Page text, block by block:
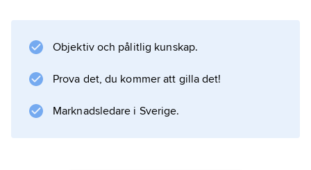
bl.a.
(1951, regi: John Huston) och
Trasdockan
(1955, regi: Charles Laughton). Hans mest
Objektiv och pålitlig kunskap.
Prova det, du kommer att gilla det!
Marknadsledare i Sverige.